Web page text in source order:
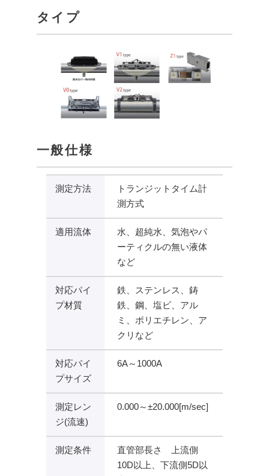
タイプ
一般仕様
測定方法
トランジットタイム計
測方式
適用流体
水、超純水、気泡やパ
ーティクルの無い液体
など
対応パイ
プ材質
鉄、ステンレス、鋳
鉄、鋼、塩ビ、アル
ミ、ポリエチレン、ア
クリなど
対応パイ
プサイズ
6A～1000A
測定レン
ジ(流速)
0.000～±20.000[m/sec]
測定条件
直管部長さ 上流側
10D以上、下流側5D以